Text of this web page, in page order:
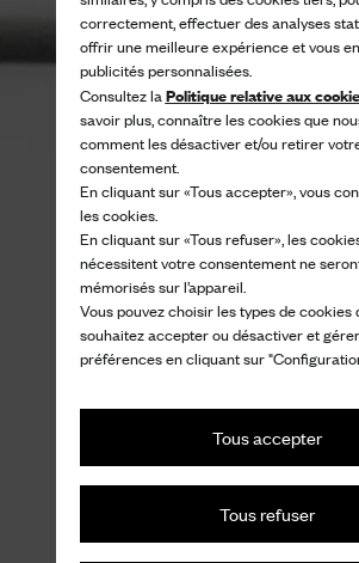
correctement, effectuer des analyses
offrir une meilleure expérience et vous
publicités personnalisées.
Consultez laPolitique relative aux
savoir plus, connaître les cookies que
comment les désactiver et/ou retirer
consentement.
En cliquant sur «Tous accepter», vous
les cookies.
En cliquant sur «Tous refuser», les
nécessitent votre consentement ne
mémorisés sur l’appareil.
Vous pouvez choisir les types de cookies
souhaitez accepter ou désactiver et
préférences en cliquant sur
Tous accepter
Tous refuser